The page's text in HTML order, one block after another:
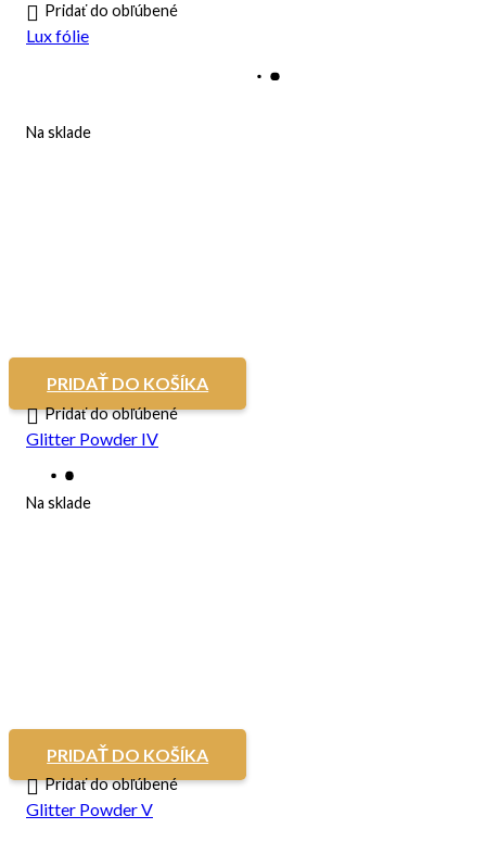
Pridať do obľúbené
Lux fólie
Na sklade
PRIDAŤ DO KOŠÍKA
Pridať do obľúbené
Glitter Powder IV
Na sklade
PRIDAŤ DO KOŠÍKA
Pridať do obľúbené
Glitter Powder V